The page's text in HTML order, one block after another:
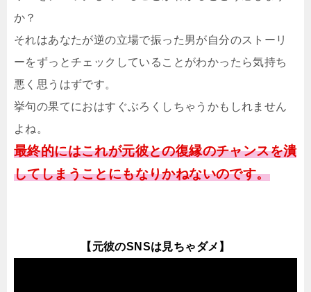
か？
それはあなたが逆の立場で振った男が自分のストーリ
ーをずっとチェックしていることがわかったら気持ち
悪く思うはずです。
挙句の果てにおはすぐぶろくしちゃうかもしれません
よね。
最終的にはこれが元彼との復縁のチャンスを潰
してしまうことにもなりかねないのです。
【元彼のSNSは見ちゃダメ】